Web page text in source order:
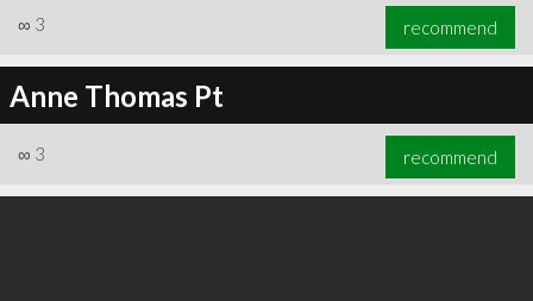
∞ 3 recommend
Anne Thomas Pt
∞ 3 recommend